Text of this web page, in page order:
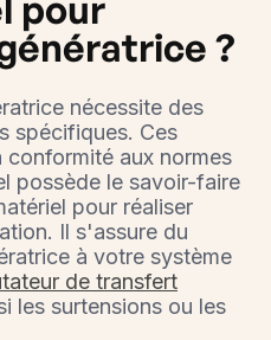
?
nécessite des
spécifiques. Ces
conformité aux normes
possède le savoir-faire
pour réaliser
Il s'assure du
à votre système
de transfert
les surtensions ou les